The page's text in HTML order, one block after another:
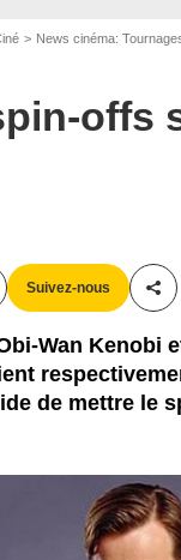
News cinéma:
offs
Suivez-nous
Wan Kenobi
de mettre le